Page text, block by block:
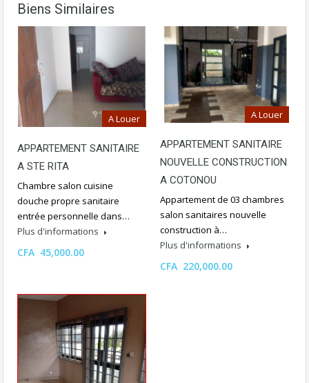
Biens Similaires
A Louer
APPARTEMENT SANITAIRE
A STE RITA
Chambre salon cuisine
douche propre sanitaire
entrée personnelle dans…
Plus d'informations
CFA 45,000.00
A Louer
APPARTEMENT SANITAIRE
NOUVELLE CONSTRUCTION
A COTONOU
Appartement de 03 chambres
salon sanitaires nouvelle
construction à…
Plus d'informations
CFA 220,000.00